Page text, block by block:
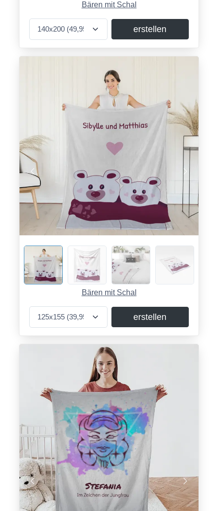
Bären mit Schal
erstellen
Bären mit Schal
erstellen